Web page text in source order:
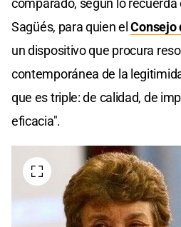
comparado, según lo
Sagüés, para quien elConsejo
un dispositivo que procura
contemporánea de la
que es triple: de calidad, de
eficacia".